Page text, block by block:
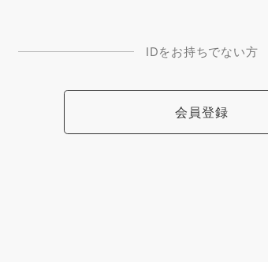
IDをお持ちでない方
会員登録